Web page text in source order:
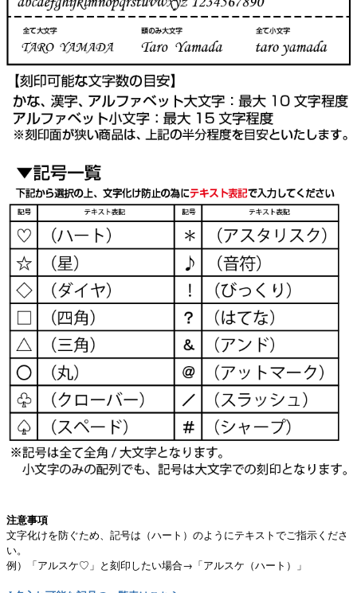
注意事項
文字化けを防ぐため、記号は（ハート）のようにテキストでご指示くださ
い。
例）「アルスケ♡」と刻印したい場合→「アルスケ（ハート）」